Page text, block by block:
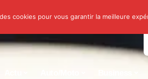
cookies pour vous garantir la meilleure